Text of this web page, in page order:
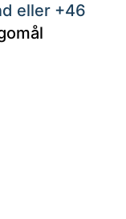
eller +46